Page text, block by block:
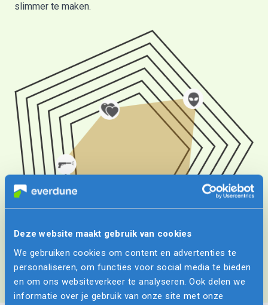
Deze website maakt gebruik van cookies
We gebruiken cookies om content en advertenties te
personaliseren, om functies voor social media te bieden
en om ons websiteverkeer te analyseren. Ook delen we
informatie over je gebruik van onze site met onze
slimmer te maken.